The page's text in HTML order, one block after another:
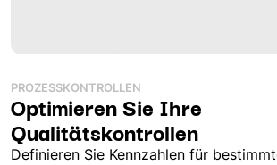
PROZESSKONTROLLEN
Optimieren Sie Ihre
Qualitätskontrollen
Definieren Sie Kennzahlen für